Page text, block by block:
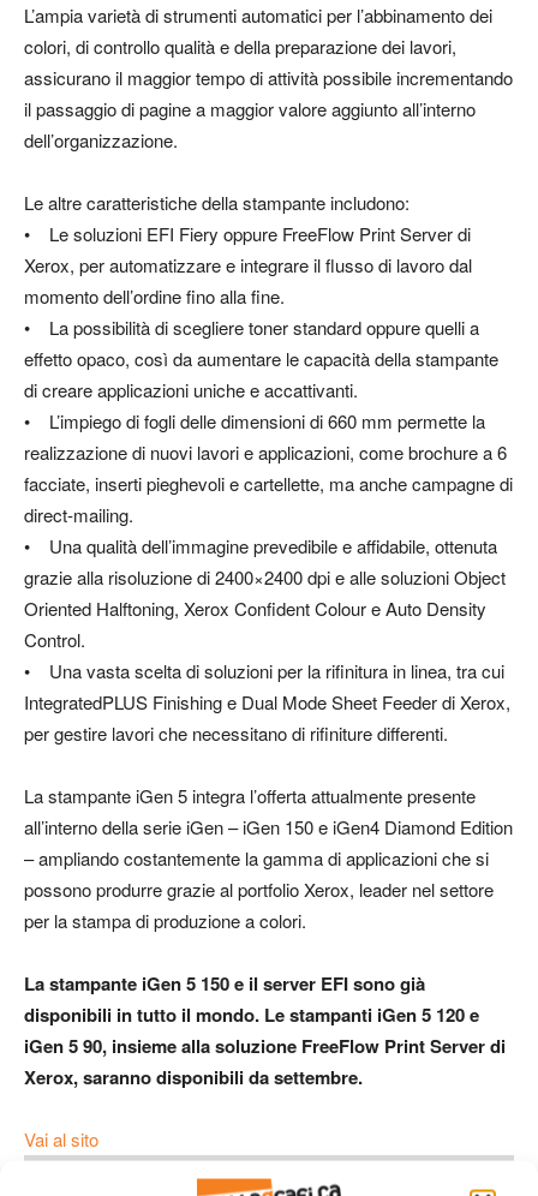
L’ampia varietà di strumenti automatici per l’abbinamento dei
colori, di controllo qualità e della preparazione dei lavori,
assicurano il maggior tempo di attività possibile incrementando
il passaggio di pagine a maggior valore aggiunto all’interno
dell’organizzazione.
Le altre caratteristiche della stampante includono:
• Le soluzioni EFI Fiery oppure FreeFlow Print Server di
Xerox, per automatizzare e integrare il flusso di lavoro dal
momento dell’ordine fino alla fine.
• La possibilità di scegliere toner standard oppure quelli a
effetto opaco, così da aumentare le capacità della stampante
di creare applicazioni uniche e accattivanti.
• L’impiego di fogli delle dimensioni di 660 mm permette la
realizzazione di nuovi lavori e applicazioni, come brochure a 6
facciate, inserti pieghevoli e cartellette, ma anche campagne di
direct-mailing.
• Una qualità dell’immagine prevedibile e affidabile, ottenuta
grazie alla risoluzione di 2400×2400 dpi e alle soluzioni Object
Oriented Halftoning, Xerox Confident Colour e Auto Density
Control.
• Una vasta scelta di soluzioni per la rifinitura in linea, tra cui
IntegratedPLUS Finishing e Dual Mode Sheet Feeder di Xerox,
per gestire lavori che necessitano di rifiniture differenti.
La stampante iGen 5 integra l’offerta attualmente presente
all’interno della serie iGen – iGen 150 e iGen4 Diamond Edition
– ampliando costantemente la gamma di applicazioni che si
possono produrre grazie al portfolio Xerox, leader nel settore
per la stampa di produzione a colori.
La stampante iGen 5 150 e il server EFI sono già
disponibili in tutto il mondo. Le stampanti iGen 5 120 e
iGen 5 90, insieme alla soluzione FreeFlow Print Server di
Xerox, saranno disponibili da settembre.
Vai al sito